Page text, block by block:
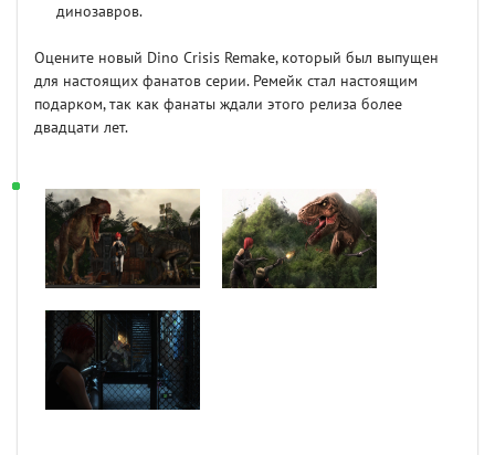
динозавров.
Оцените новый Dino Crisis Remake, который был выпущен
для настоящих фанатов серии. Ремейк стал настоящим
подарком, так как фанаты ждали этого релиза более
двадцати лет.